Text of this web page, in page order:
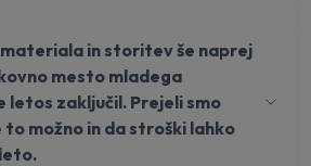
in storitev še naprej
mesto mladega
letos zaključil. Prejeli smo
možno in da stroški lahko